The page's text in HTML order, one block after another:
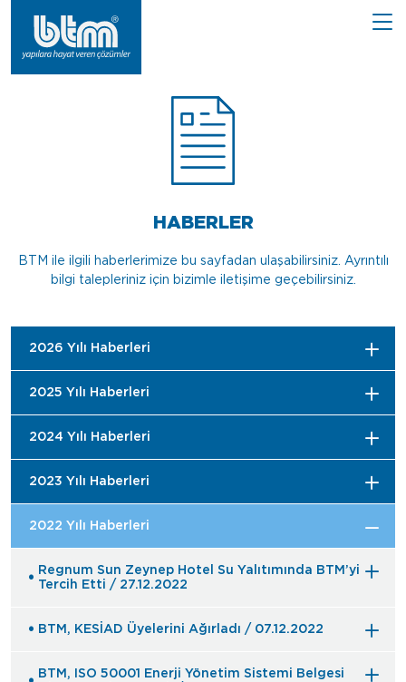
HABERLER
BTM ile ilgili haberlerimize bu sayfadan ulaşabilirsiniz. Ayrıntılı
bilgi talepleriniz için bizimle iletişime geçebilirsiniz.
2026 Yılı Haberleri
2025 Yılı Haberleri
2024 Yılı Haberleri
2023 Yılı Haberleri
2022 Yılı Haberleri
Regnum Sun Zeynep Hotel Su Yalıtımında BTM’yi
Tercih Etti / 27.12.2022
BTM, KESİAD Üyelerini Ağırladı / 07.12.2022
BTM, ISO 50001 Enerji Yönetim Sistemi Belgesi